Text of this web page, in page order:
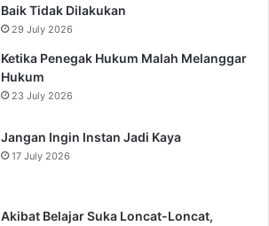
Baik Tidak Dilakukan
29 July 2026
Ketika Penegak Hukum Malah Melanggar
Hukum
23 July 2026
Jangan Ingin Instan Jadi Kaya
17 July 2026
Akibat Belajar Suka Loncat-Loncat,